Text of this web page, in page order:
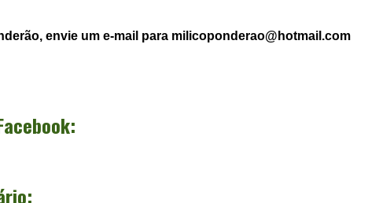
envie um e-mail para milicoponderao@hotmail.com